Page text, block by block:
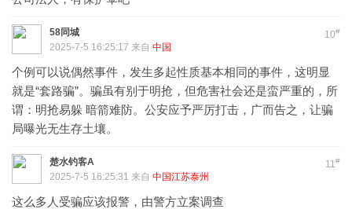
10#
58同城
2025-7-5 16:25:17 来自 中国
个例可以说偶然事件，发生多起性质基本相同的事件，这明显
就是“套路骗”。骗虽有别于明抢，但危害社会还是蛮严重的，所
谓：明抢易躲 暗箭难防。公安应予严厉打击，广而告之，让骗
局曝光无生存土壤。
11#
楚水钓客A
2025-7-5 16:25:31 来自 中国江苏泰州
这么多人受骗应该报警，由警方立案调查